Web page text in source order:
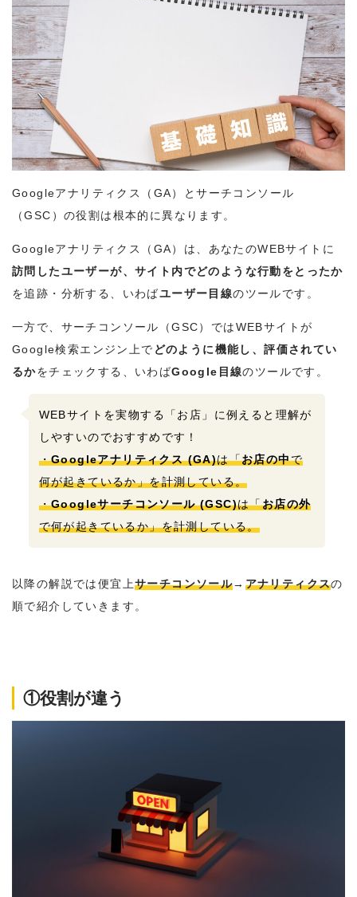
Googleアナリティクス（GA）とサーチコンソール
（GSC）の役割は根本的に異なります。
Googleアナリティクス（GA）は、あなたのWEBサイトに
訪問したユーザーが、サイト内でどのような行動をとったか
を追跡・分析する、いわばユーザー目線のツールです。
一方で、サーチコンソール（GSC）ではWEBサイトが
Google検索エンジン上で どのように機能し、評価されてい
るかをチェックする、いわばGoogle目線のツールです。
WEBサイトを実物する「お店」に例えると理解が
しやすいのでおすすめです！
・Googleアナリティクス (GA)は「お店の中で
何が起きているか」を計測している。
・Googleサーチコンソール (GSC)は「お店の外
で何が起きているか」を計測している。
以降の解説では便宜上サーチコンソール→ アナリティクスの
順で紹介していきます。
①役割が違う